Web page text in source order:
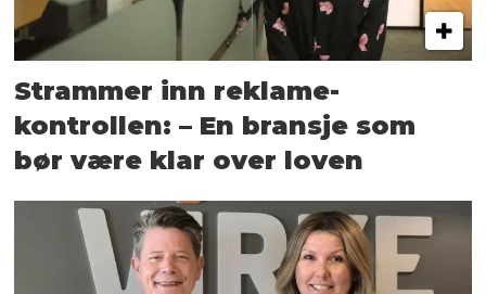
Strammer inn reklame-
kontrollen: – En bransje som
bør være klar over loven